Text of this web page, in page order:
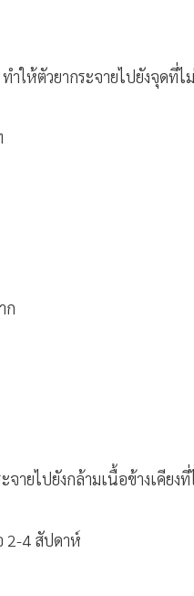
ให้ตัวยากระจายไปยังจุดที่ไ
ก
ายไปยังกล้ามเนื้อข้างเคียงที่
2-4 สัปดาห์